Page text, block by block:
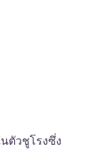
ตัวชูโรงซึ่ง